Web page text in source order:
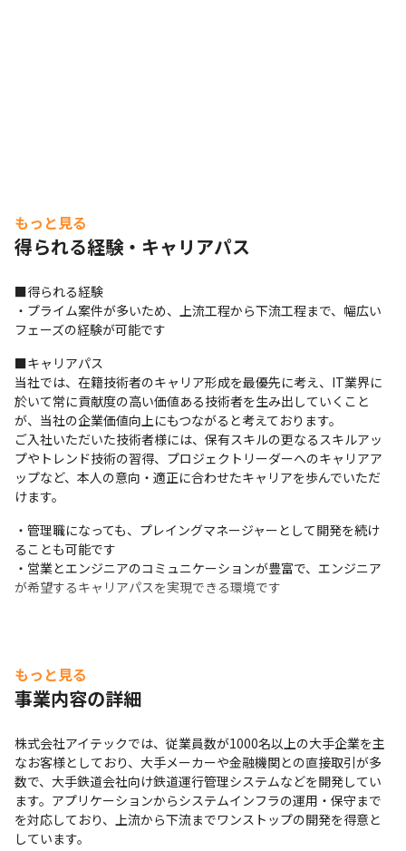
もっと見る
得られる経験・キャリアパス
■得られる経験
・プライム案件が多いため、上流工程から下流工程まで、幅広い
フェーズの経験が可能です
■キャリアパス
当社では、在籍技術者のキャリア形成を最優先に考え、IT業界に
於いて常に貢献度の高い価値ある技術者を生み出していくこと
が、当社の企業価値向上にもつながると考えております。
ご入社いただいた技術者様には、保有スキルの更なるスキルアッ
プやトレンド技術の習得、プロジェクトリーダーへのキャリアア
ップなど、本人の意向・適正に合わせたキャリアを歩んでいただ
けます。
・管理職になっても、プレイングマネージャーとして開発を続け
ることも可能です
・営業とエンジニアのコミュニケーションが豊富で、エンジニア
が希望するキャリアパスを実現できる環境です
もっと見る
事業内容の詳細
株式会社アイテックでは、従業員数が1000名以上の大手企業を主
なお客様としており、大手メーカーや金融機関との直接取引が多
数で、大手鉄道会社向け鉄道運行管理システムなどを開発してい
ます。アプリケーションからシステムインフラの運用・保守まで
を対応しており、上流から下流までワンストップの開発を得意と
しています。